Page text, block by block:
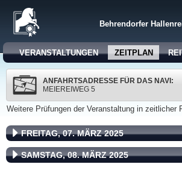
Behrendorfer
VERANSTALTUNGEN ZEITPLAN
ANFAHRTSADRESSE FÜR DAS NAVI:
MEIEREIWEG 5
Weitere Prüfungen der Veranstaltung in zeitlicher
FREITAG, 07. MÄRZ 2025
SAMSTAG, 08. MÄRZ 2025